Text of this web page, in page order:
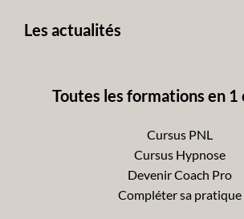
Les actualités
Toutes les formations en 1
Cursus PNL
Cursus Hypnose
Devenir Coach Pro
Compléter sa pratique